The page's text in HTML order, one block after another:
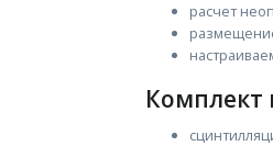
расчет
Комплект